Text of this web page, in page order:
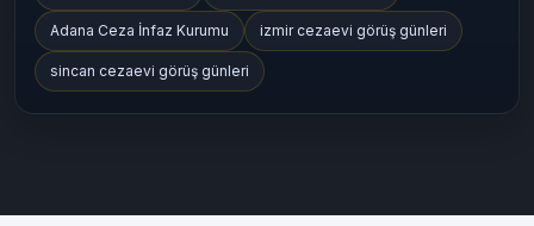
Adana Ceza İnfaz Kurumu izmir cezaevi görüş günleri
sincan cezaevi görüş günleri